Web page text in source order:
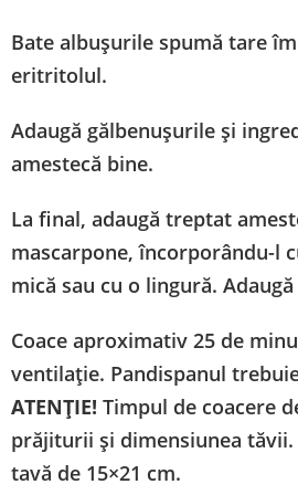
Bate albușurile spumă tare
eritritolul.
Adaugă gălbenușurile și
amestecă bine.
La final, adaugă treptat
mascarpone, încorporându-l
mică sau cu o lingură.
Coace aproximativ 25 de
ventilație. Pandispanul
ATENȚIE! Timpul de coacere
prăjiturii și dimensiunea
tavă de 15×21 cm.